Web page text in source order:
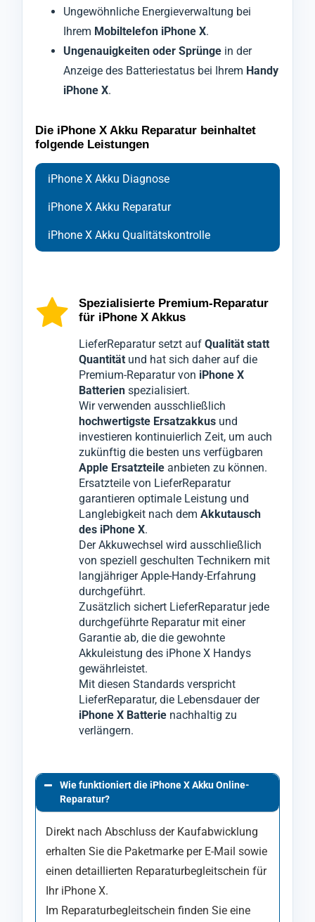
Ungewöhnliche Energieverwaltung bei
Ihrem Mobiltelefon iPhone X.
Ungenauigkeiten oder Sprünge in der
Anzeige des Batteriestatus bei Ihrem Handy
iPhone X.
Die iPhone X Akku Reparatur beinhaltet
folgende Leistungen
iPhone X Akku Diagnose
iPhone X Akku Reparatur
iPhone X Akku Qualitätskontrolle
um die genaue Ursache derAkkuprobleme
zu identifizieren.
Wir verstehen, dass Ihr
Mobiltelefon iPhone
unverzichtbar ist, daher geben wir unser
Bestes für einen schnellen Service ohne
Qualitätsverlust.
Sollte das Problem nicht ausschließlich am
liegen, werden wir Sie darüber
informieren und nur mit Ihrer Zustimmung
die notwendigen Komponenten wechseln.
speziellen Werkzeugen geöffnet, um den
bestmöglichen Schutz zu gewährleisten,
sodass während unserer Techniker die
defekten Teile austauschen, keine Schäden
am iPhone X entstehen.
Es handelt sich hierbei um einen
Akkutausch. Dabei wird die defekte Batterie
Geräts iPhone Xentfernt und durch
einen hochwertigen Premiumakku ersetzt.
Kontrolle durch unsere Qualitätsabteilung,
die dasSmartphone iPhone X
gründlich überprüft.
Erst wenn alle Tests bestanden sind, wird Ihr
Gerät iPhone Xfür den Versand
freigegeben.
Dieser Prozess minimiert ärgerliche
Reklamationen, die sonst zu weiteren
Ausfallzeiten führen könnten.
Spezialisierte Premium-Reparatur
für iPhone X Akkus
LieferReparatur setzt auf Qualität statt
Quantität und hat sich daher auf die
Premium-Reparatur von iPhone X
Batterien spezialisiert.
Wir verwenden ausschließlich
hochwertigste Ersatzakkus und
investieren kontinuierlich Zeit, um auch
zukünftig die besten uns verfügbaren
Apple Ersatzteile anbieten zu können.
Ersatzteile von LieferReparatur
garantieren optimale Leistung und
Langlebigkeit nach dem Akkutausch
des iPhone X.
Der Akkuwechsel wird ausschließlich
von speziell geschulten Technikern mit
langjähriger Apple-Handy-Erfahrung
durchgeführt.
Zusätzlich sichert LieferReparatur jede
durchgeführte Reparatur mit einer
Garantie ab, die die gewohnte
Akkuleistung des iPhone X Handys
gewährleistet.
Mit diesen Standards verspricht
LieferReparatur, die Lebensdauer der
iPhone X Batterie nachhaltig zu
verlängern.
Wie funktioniert die iPhone X Akku Online-
Reparatur?
Direkt nach Abschluss der Kaufabwicklung
erhalten Sie die Paketmarke per E-Mail sowie
einen detaillierten Reparaturbegleitschein für
Ihr iPhone X.
Im Reparaturbegleitschein finden Sie eine